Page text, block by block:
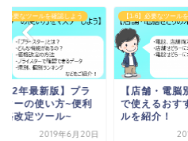
】必要なツールを確認しよう
舗・電脳別】せどり
えるおすすめのツー
紹介！
2019年5月27日
【1-6】必要なツール
【2022最新
どりすとプレ
リット＆使い